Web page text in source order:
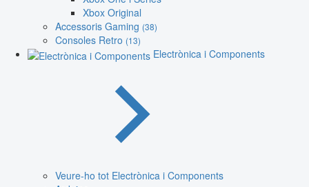
Xbox Original
Accessoris Gaming (38)
Consoles Retro (13)
Electrònica i Components
Veure-ho tot Electrònica i Components